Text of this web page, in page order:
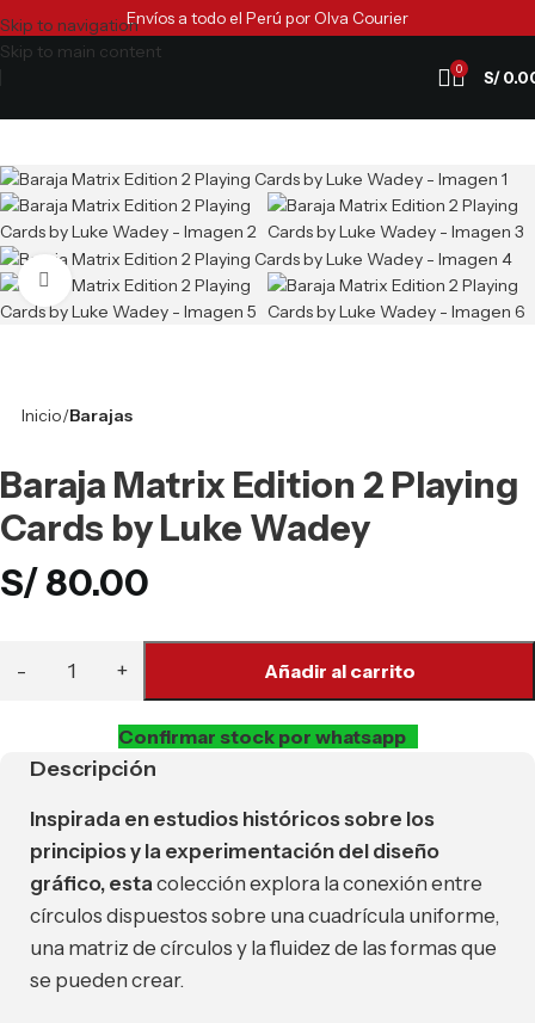
Skip to navigation
Skip to main content
Envíos a todo el Perú por Olva Courier
0 S/
Clic para ampliar
Inicio Barajas
Baraja Matrix Edition 2 Playing
Cards by Luke Wadey
S/80.00
Añadir al carrito
Confirmar stock por whatsapp
Descripción
Inspirada en estudios históricos sobre los
principios y la experimentación del diseño
gráfico, estacolección explora la conexión entre
círculos dispuestos sobre una cuadrícula uniforme,
una matriz de círculos y la fluidez de las formas que
se pueden crear.